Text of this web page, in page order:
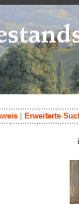
Erweiterte